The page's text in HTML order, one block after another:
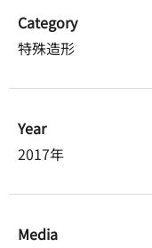
Category
特殊造形
Year
2017年
Media